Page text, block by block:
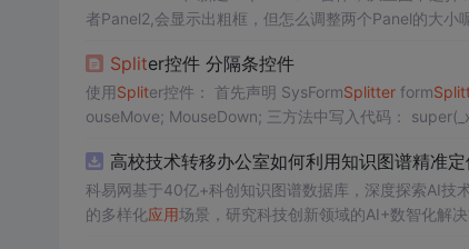
者Panel2,会显示出粗框，但怎么调整两个Panel的大
Spliter控件 分隔条控件
使用Split er控件： 首先声明 SysFormSplitterformSplit
ouseMove; MouseDown; 三
高校技术转移办公室如何利用知识图谱精准
科易网基于40亿+科创知识图谱数据库，深度探索AI技
的多样化应用场景，研究科技创新领域的AI+数智化解